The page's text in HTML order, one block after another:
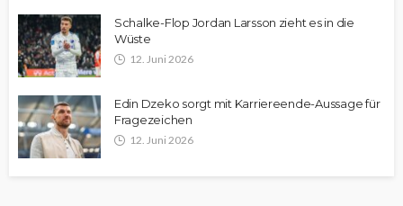
Schalke-Flop Jordan Larsson zieht es in die
Wüste
12. Juni 2026
Edin Dzeko sorgt mit Karriereende-Aussage für
Fragezeichen
12. Juni 2026